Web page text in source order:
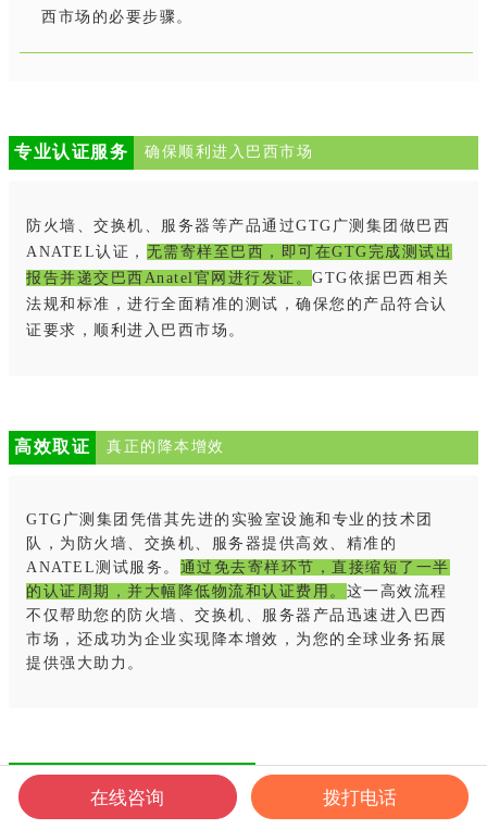
西市场的必要步骤。
专业认证服务 确保顺利进入巴西市场
防火墙、交换机、服务器等产品通过GTG广测集团做巴西
ANATEL认证， 无需寄样至巴西 ，
即可在GTG完成测试出
报告并递交巴西Anatel官网进行发证 。 GTG依据巴西相关
法规和标准，进行全面精准的测试，确保您的产品符合认
证要求，顺利进入巴西市场。
高效取证 真正的降本增效
GTG广测集团凭借其先进的实验室设施和专业的技术团
队，为防火墙、交换机、服务器提供高效、精准的
ANATEL测试服务。 通过免去寄样环节，直接缩短了一半
的认证周期，并大幅降低物流和认证费用。 这一高效流程
不仅帮助您的防火墙、交换机、服务器产品迅速进入巴西
市场，还成功为企业实现降本增效，为您的全球业务拓展
提供强大助力。
巴西ANATEL客户案例分享
在线咨询 拨打电话